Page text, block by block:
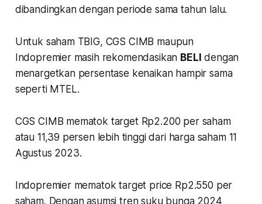
dibandingkan dengan periode sama tahun lalu.
Untuk saham TBIG, CGS CIMB maupun
Indopremier masih rekomendasikan BELI dengan
menargetkan persentase kenaikan hampir sama
seperti MTEL.
CGS CIMB mematok target Rp2.200 per saham
atau 11,39 persen lebih tinggi dari harga saham 11
Agustus 2023.
Indopremier mematok target price Rp2.550 per
saham. Dengan asumsi tren suku bunga 2024